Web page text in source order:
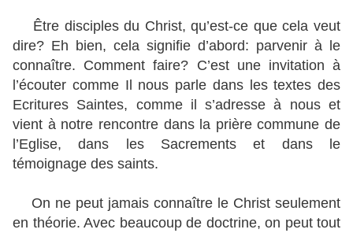
Être disciples du Christ, qu’est-ce que cela veut
dire? Eh bien, cela signifie d’abord: parvenir à le
connaître. Comment faire? C’est une invitation à
l’écouter comme Il nous parle dans les textes des
Ecritures Saintes, comme il s’adresse à nous et
vient à notre rencontre dans la prière commune de
l’Eglise, dans les Sacrements et dans le
témoignage des saints.
On ne peut jamais connaître le Christ seulement
en théorie. Avec beaucoup de doctrine, on peut tout